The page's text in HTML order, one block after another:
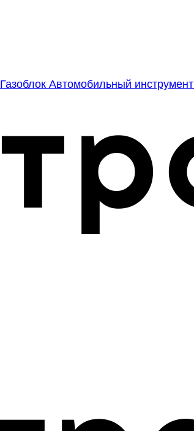
Газоблок Автомобильный инструмент